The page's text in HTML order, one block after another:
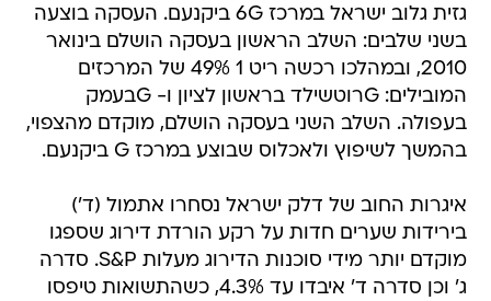
2010, ובמהלכו רכשה ריט 1 49% של המרכזים
המובילים: Gרוטשילד בראשון לציון ו- Gבעמק
בעפולה. השלב השני בעסקה הושלם, מוקדם מהצפוי,
בהמשך לשיפוץ ולאכלוס שבוצע במרכז G ביקנעם.
איגרות החוב של דלק ישראל נסחרו אתמול (ד')
מוקדם יותר מידי סוכנות הדירוג מעלות S&P. סדרה
ג' וכן סדרה ד' איבדו עד 4.3%, כשהתשואות טיפסו
לכ-12.5%. כלל ארבעת הסדרות של החברה נסחרו
בתשואה שבין 9.7%-12.9%. איגרות החוב של החברה